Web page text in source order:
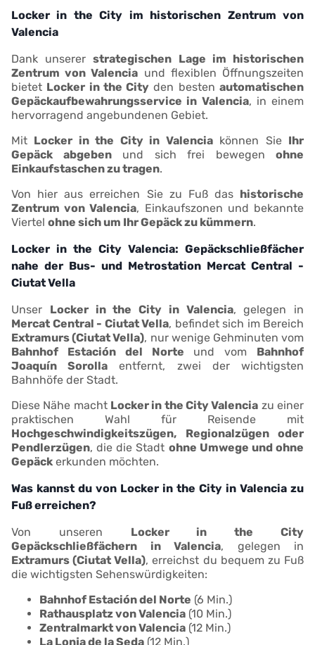
Locker in the City im historischen Zentrum von
Valencia
Dank unsererstrategischen Lage im historischen
Zentrum von Valencia und flexiblen Öffnungszeiten
bietet Locker in the City den bestenautomatischen
Gepäckaufbewahrungsservice in Valencia, in einem
hervorragend angebundenen Gebiet.
Mit Locker in the City in Valenciakönnen Sie Ihr
Gepäck abgebenund sich frei bewegen ohne
Einkaufstaschen zu tragen.
Von hier aus erreichen Sie zu Fuß das historische
Zentrum von Valencia, Einkaufszonen und bekannte
Viertel ohne sich um Ihr Gepäck zu kümmern.
Locker in the City Valencia: Gepäckschließfächer
nahe der Bus- und Metrostation Mercat Central -
Ciutat Vella
Unser Locker in the City in Valencia, gelegen in
Mercat Central - Ciutat Vella, befindet sich im Bereich
Extramurs (Ciutat Vella), nur wenige Gehminuten vom
Bahnhof Estación del Norte und vom Bahnhof
Joaquín Sorolla entfernt, zwei der wichtigsten
Bahnhöfe der Stadt.
Diese Nähe macht Locker in the City Valencia zu einer
praktischen Wahl für Reisende mit
Hochgeschwindigkeitszügen, Regionalzügen oder
Pendlerzügen, die die Stadt ohne Umwege und ohne
Gepäck erkunden möchten.
Was kannst du von Locker in the City in Valencia zu
Fuß erreichen?
Von unseren Locker in the City
Gepäckschließfächern in Valencia, gelegen in
Extramurs (Ciutat Vella), erreichst du bequem zu Fuß
die wichtigsten Sehenswürdigkeiten:
Bahnhof Estación del Norte (6 Min.)
Rathausplatz von Valencia (10 Min.)
Zentralmarkt von Valencia (12 Min.)
La Lonja de la Seda (12 Min.)